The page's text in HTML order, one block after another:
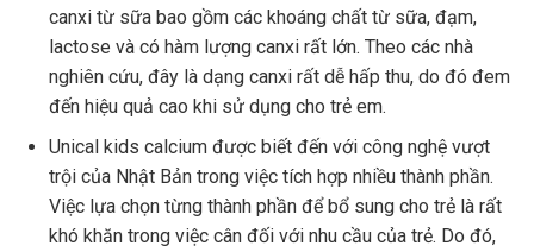
canxi từ sữa bao gồm các khoáng chất từ sữa, đạm,
lactose và có hàm lượng canxi rất lớn. Theo các nhà
nghiên cứu, đây là dạng canxi rất dễ hấp thu, do đó đem
đến hiệu quả cao khi sử dụng cho trẻ em.
Unical kids calcium được biết đến với công nghệ vượt
trội của Nhật Bản trong việc tích hợp nhiều thành phần.
Việc lựa chọn từng thành phần để bổ sung cho trẻ là rất
khó khăn trong việc cân đối với nhu cầu của trẻ. Do đó,